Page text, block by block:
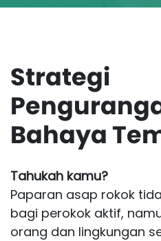
Strategi
Bahaya
Tahukah kamu?
Paparan asap rokok
bagi perokok aktif,
orang dan lingkungan